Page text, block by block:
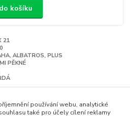
košíku
21
ALBATROS, PLUS
PĚKNÉ
používání webu, analytické
také pro účely cílení reklamy